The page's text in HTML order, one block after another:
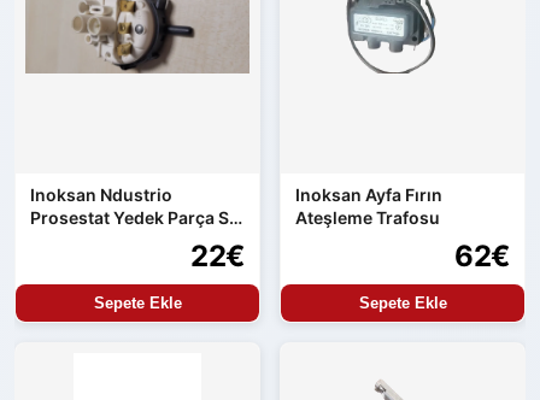
Inoksan Ndustrio
Prosestat Yedek Parça Su
22€
Sepete Ekle
Inoksan Ayfa Fırın
Ateşleme Trafosu
62€
Sepete Ekle